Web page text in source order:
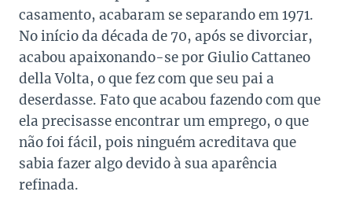
casamento, acabaram se separando em 1971.
No início da década de 70, após se divorciar,
acabou apaixonando-se por Giulio Cattaneo
della Volta, o que fez com que seu pai a
deserdasse. Fato que acabou fazendo com que
ela precisasse encontrar um emprego, o que
não foi fácil, pois ninguém acreditava que
sabia fazer algo devido à sua aparência
refinada.